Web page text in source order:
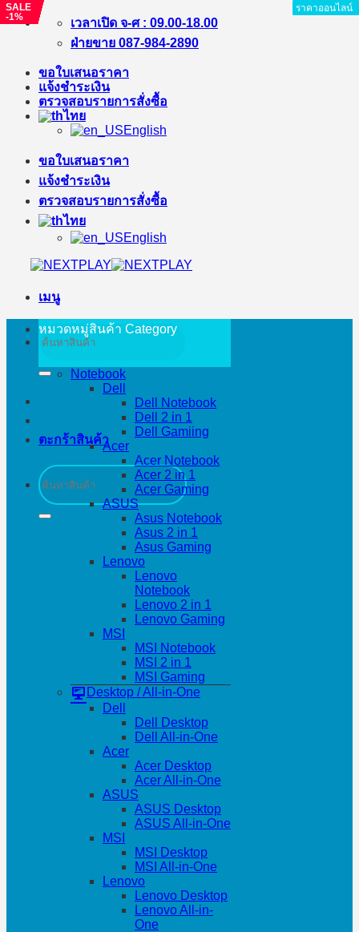
ข้าม
เนื้อหา
เวลาเปิด จ-ศ : 09.00-18.00
ฝ่ายขาย 087-984-2890
ขอใบเสนอราคา
แจ้งชำระเงิน
ตรวจสอบรายการสั่งซื้อ
ไทย
English
ขอใบเสนอราคา
แจ้งชำระเงิน
ตรวจสอบรายการสั่งซื้อ
ไทย
English
เมนู
ค้นหา:
ตะกร้าสินค้า
ค้นหา:
หมวดหมู่สินค้า Category
Notebook
Dell
Dell Notebook
Dell 2 in 1
Dell Gamiing
Acer
Acer Notebook
Acer 2 in 1
Acer Gaming
ASUS
Asus Notebook
Asus 2 in 1
Asus Gaming
Lenovo
Lenovo
Notebook
Lenovo 2 in 1
Lenovo Gaming
MSI
MSI Notebook
MSI 2 in 1
MSI Gaming
Desktop / All-in-One
Dell
Dell Desktop
Dell All-in-One
Acer
Acer Desktop
Acer All-in-One
ASUS
ASUS Desktop
ASUS All-in-One
MSI
MSI Desktop
MSI All-in-One
Lenovo
Lenovo Desktop
Lenovo All-in-
One
ราคาออนไลน์
ราคาออนไลน์
SALE
-1%
ราคาออนไลน์
ราคาออนไลน์
SALE
-8%
ราคาออนไลน์
SALE
-7%
ราคาออนไลน์
SALE
-5%
ราคาออนไลน์
SALE
-3%
ราคาออนไลน์
SALE
-12%
ราคาออนไลน์
SALE
-1%